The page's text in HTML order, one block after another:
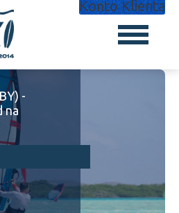
Konto Klienta
Bay 2026